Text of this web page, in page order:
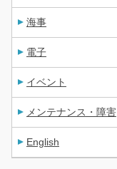
海事
電子
イベント
メンテナンス・障害
English